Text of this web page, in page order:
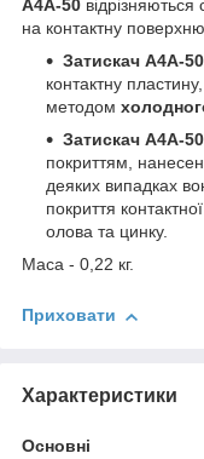
А4А-50
на контактну
Затискач А4А-
контактну
методом
Затискач А4А-
покриттям,
деяких випадках
покриття
олова та цинку.
Маса - 0,22 кг.
Приховати
Характеристики
Основні